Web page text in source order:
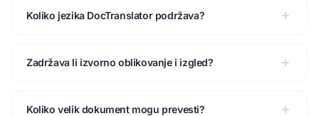
Koliko jezika DocTranslator podržava?
Zadržava li izvorno oblikovanje i izgled?
Koliko velik dokument mogu prevesti?